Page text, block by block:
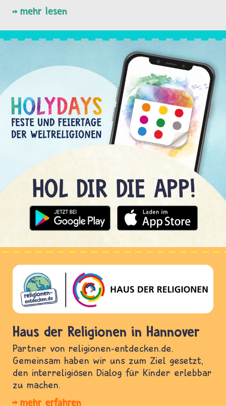
mehr lesen
Haus der Religionen in Hannover
Partner von religionen-entdecken.de.
Gemeinsam haben wir uns zum Ziel gesetzt,
den interreligiösen Dialog für Kinder erlebbar
zu machen.
mehr erfahren